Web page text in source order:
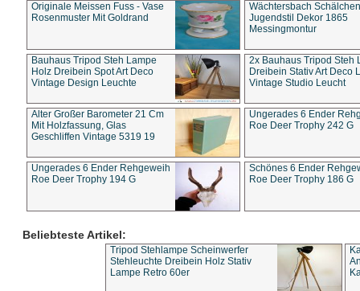
Originale Meissen Fuss - Vase
Rosenmuster Mit Goldrand
Wächtersbach Schälchen
Jugendstil Dekor 1865
Messingmontur
Bauhaus Tripod Steh Lampe
Holz Dreibein Spot Art Deco
Vintage Design Leuchte
2x Bauhaus Tripod Steh
Dreibein Stativ Art Deco
Vintage Studio Leucht
Alter Großer Barometer 21 Cm
Mit Holzfassung, Glas
Geschliffen Vintage 5319 19
Ungerades 6 Ender
Roe Deer Trophy 242 G
Ungerades 6 Ender Rehgeweih
Roe Deer Trophy 194 G
Schönes 6 Ender
Roe Deer Trophy 186 G
Beliebteste Artikel:
Tripod Stehlampe Scheinwerfer
Stehleuchte Dreibein Holz Stativ
Lampe Retro 60er